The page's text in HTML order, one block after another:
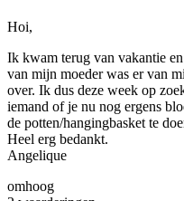
Hoi,
Ik kwam terug van vakantie
van mijn moeder was er van
over. Ik dus deze week op
iemand of je nu nog ergens
de potten/hangingbasket te
Heel erg bedankt.
Angelique
omhoog